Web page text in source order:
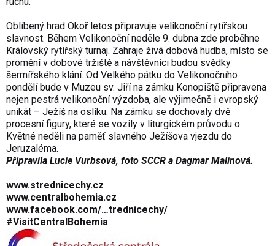
Oblíbený hrad Okoř letos připravuje velikonoční rytířskou
slavnost. Během Velikonoční neděle 9. dubna zde proběhne
Královský rytířský turnaj. Zahraje živá dobová hudba, místo se
promění v dobové tržiště a návštěvníci budou svědky
šermířského klání. Od Velkého pátku do Velikonočního
pondělí bude v Muzeu sv. Jiří na zámku Konopiště připravena
nejen pestrá velikonoční výzdoba, ale výjimečně i evropský
unikát – Ježíš na oslíku. Na zámku se dochovaly dvě
procesní figury, které se vozily v liturgickém průvodu o
Květné neděli na paměť slavného Ježíšova vjezdu do
Jeruzaléma.
Připravila Lucie Vurbsová, foto SCCR a Dagmar Malinová.
www.strednicechy.cz
www.centralbohemia.cz
www.facebook.com/…trednicechy/
#VisitCentral­Bohemia